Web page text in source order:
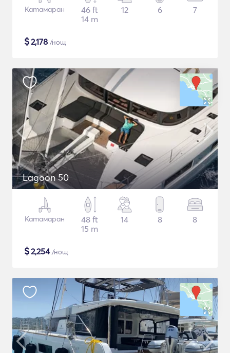
Катамаран
46 ft
14 m
12 6 7
$2,178 /нощ
Lagoon 50
Катамаран
48 ft
15 m
14 8 8
$2,254/нощ